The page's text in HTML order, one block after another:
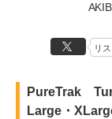
リス
PureTrak
Large・